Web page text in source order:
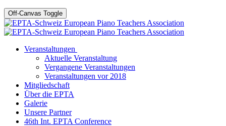
Off-Canvas Toggle
Veranstaltungen
Aktuelle Veranstaltung
Vergangene Veranstaltungen
Veranstaltungen vor 2018
Mitgliedschaft
Über die EPTA
Galerie
Unsere Partner
46th Int. EPTA Conference